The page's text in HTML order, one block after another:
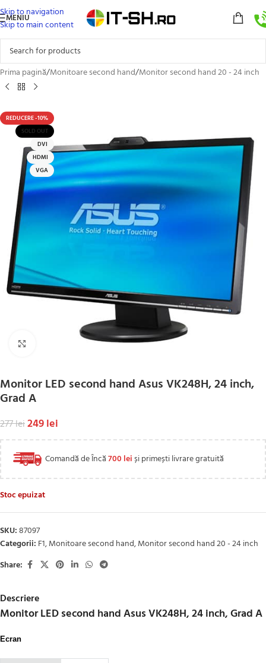
Skip to navigation
Skip to main content
MENIU
Prima pagină/Monitoare second hand/Monitor second hand 20 - 24 inch
REDUCERE -10%
SOLD OUT
DVI
HDMI
VGA
Click to enlarge
Monitor LED second hand Asus VK248H, 24 inch,
Grad A
277lei249lei
Comandă de Încă700 leiși primești livrare gratuită
Stoc epuizat
SKU:87097
Categorii: F1,Monitoare second hand,Monitor second hand 20 - 24 inch
Share:
Descriere
Monitor LED second hand Asus VK248H, 24 inch, Grad A
Ecran